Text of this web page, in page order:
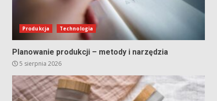
Produkcja Technologia
Planowanie produkcji – metody i narzędzia
5 sierpnia 2026